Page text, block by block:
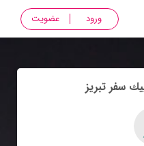
ورود عضویت
سفر تبريز